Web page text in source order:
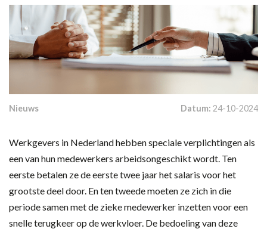
Nieuws Datum: 24-10-2024
Werkgevers in Nederland hebben speciale verplichtingen als
een van hun medewerkers arbeidsongeschikt wordt. Ten
eerste betalen ze de eerste twee jaar het salaris voor het
grootste deel door. En ten tweede moeten ze zich in die
periode samen met de zieke medewerker inzetten voor een
snelle terugkeer op de werkvloer. De bedoeling van deze